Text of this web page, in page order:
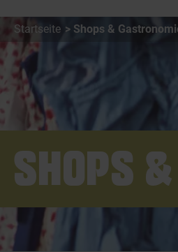
Startseite Shops &
SHOPS